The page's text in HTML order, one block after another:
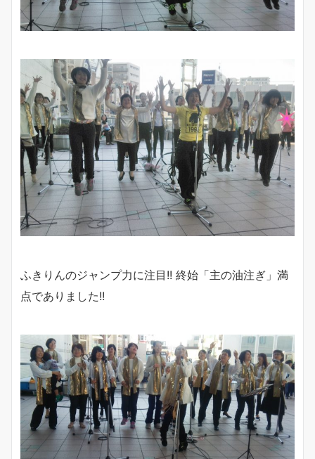
ふきりんのジャンプ力に注目!! 終始「主の油注ぎ」満
点でありました!!